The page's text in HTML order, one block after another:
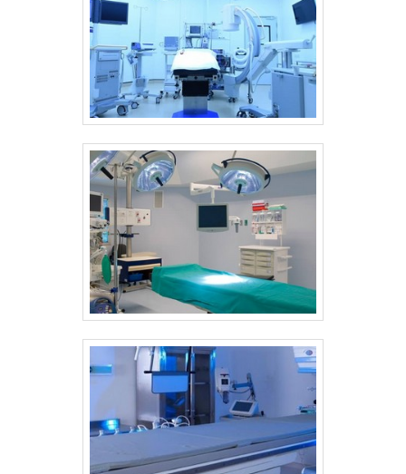
lavadora ultrassônica odontológica. Os
clientes encontram itens como lavadoras
termodesinfectoras e autoclaves. Isso se
deve ao fato de a empresa ser
comprometida com os serviços e
responsável, padrões possíveis por contar
com escritório de alta qualidade onde são
realizadas as atividades e atuação nacional e
internacional. Todos esses fatores,
agregados a uma equipe com colaboradores
treinados regularmente e trabalhadores
eficientes, garantem o sucesso de cada
cliente de ponta a ponta. .